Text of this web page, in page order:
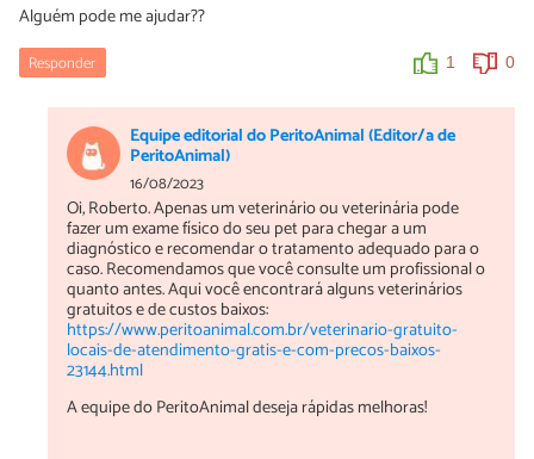
Alguém pode me ajudar??
Responder 1 0
Equipe editorial do PeritoAnimal (Editor/a de
PeritoAnimal)
16/08/2023
Oi, Roberto. Apenas um veterinário ou veterinária pode
fazer um exame físico do seu pet para chegar a um
diagnóstico e recomendar o tratamento adequado para o
caso. Recomendamos que você consulte um profissional o
quanto antes. Aqui você encontrará alguns veterinários
gratuitos e de custos baixos:
https://www.peritoanimal.com.br/veterinario-gratuito-
locais-de-atendimento-gratis-e-com-precos-baixos-
23144.html
A equipe do PeritoAnimal deseja rápidas melhoras!